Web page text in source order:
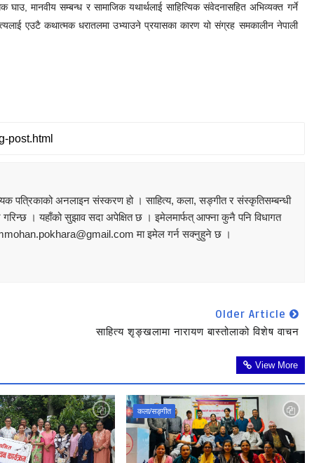
मानवीय सम्बन्ध र सामाजिक यथार्थलाई साहित्यिक संवेदनासहित अभिव्यक्त गर्ने
एउटै कथात्मक धरातलमा उभ्याउने प्रयासका कारण यो संग्रह समकालीन नेपाली
पत्रिकाको अनलाइन संस्करण हो । साहित्य, कला, सङ्‍गीत र संस्कृतिसम्बन्धी
गरिन्छ । यहाँको सुझाव सदा अपेक्षित छ । इमेलमार्फत् आफ्ना कुनै पनि विधागत
मा इमेल गर्न सक्नुहुने छ ।
Older Article
साहित्य शृङ्खलामा नारायण बास्तोलाको विशेष वाचन
View More
कला/सङ्गीत